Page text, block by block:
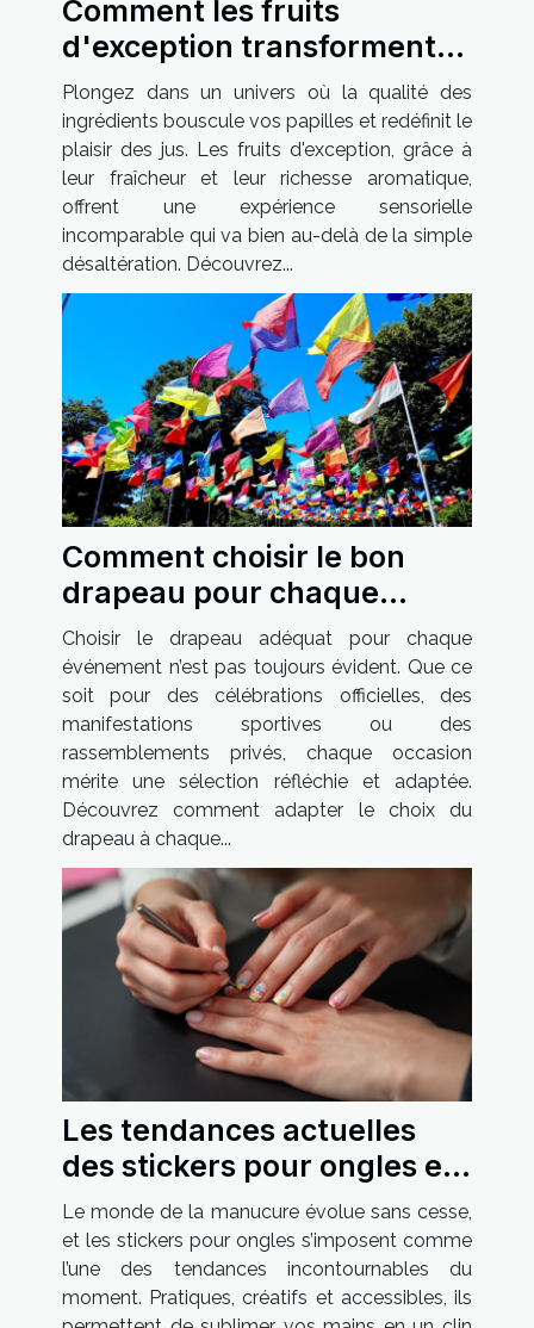
Comment les fruits
d'exception transforment
votre expérience des jus ?
Plongez dans un univers où la qualité des
ingrédients bouscule vos papilles et redéfinit le
plaisir des jus. Les fruits d'exception, grâce à
leur fraîcheur et leur richesse aromatique,
offrent une expérience sensorielle
incomparable qui va bien au-delà de la simple
désaltération. Découvrez...
Comment choisir le bon
drapeau pour chaque
occasion ?
Choisir le drapeau adéquat pour chaque
événement n’est pas toujours évident. Que ce
soit pour des célébrations officielles, des
manifestations sportives ou des
rassemblements privés, chaque occasion
mérite une sélection réfléchie et adaptée.
Découvrez comment adapter le choix du
drapeau à chaque...
Les tendances actuelles
des stickers pour ongles et
comment les adopter
Le monde de la manucure évolue sans cesse,
et les stickers pour ongles s’imposent comme
l’une des tendances incontournables du
moment. Pratiques, créatifs et accessibles, ils